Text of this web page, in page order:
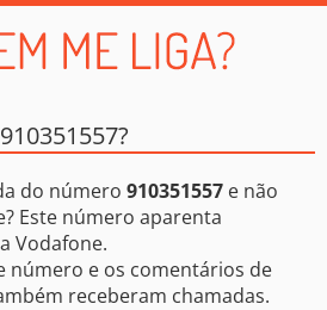
do número 910351557 e não
Este número aparenta
Vodafone.
número e os comentários de
receberam chamadas.